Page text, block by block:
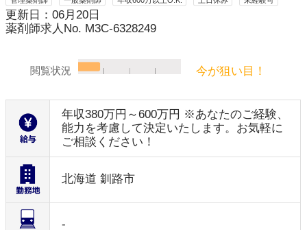
更新日：06月20日
薬剤師求人No. M3C-6328249
閲覧状況 今が狙い目！
年収380万円～600万円 ※あなたのご経験、
能力を考慮して決定いたします。お気軽に
ご相談ください！
北海道 釧路市
-